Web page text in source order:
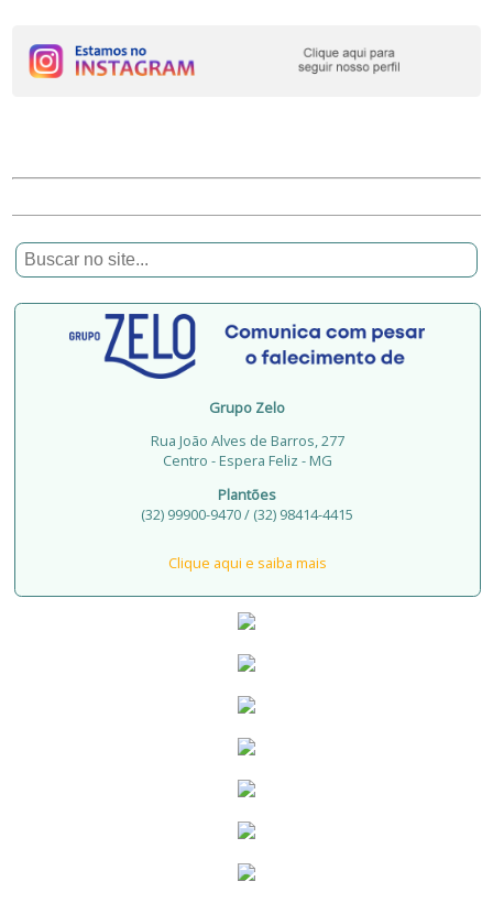
Grupo Zelo
Rua João Alves de Barros, 277
Centro - Espera Feliz - MG
Plantões
(32) 99900-9470 / (32) 98414-4415
Clique aqui e saiba mais